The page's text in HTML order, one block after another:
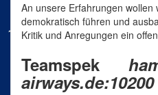
An unsere Erfahrungen wollen
demokratisch führen und
Kritik und Anregungen ein
Teamspek
airways.de:10200